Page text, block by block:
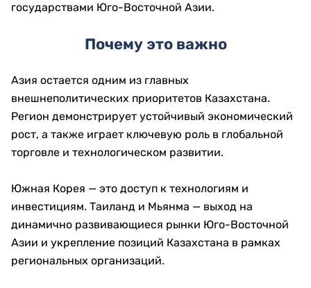
государствами Юго-Восточной Азии.
Почему это важно
Азия остается одним из главных
внешнеполитических приоритетов Казахстана.
Регион демонстрирует устойчивый экономический
рост, а также играет ключевую роль в глобальной
торговле и технологическом развитии.
Южная Корея — это доступ к технологиям и
инвестициям. Таиланд и Мьянма — выход на
динамично развивающиеся рынки Юго-Восточной
Азии и укрепление позиций Казахстана в рамках
региональных организаций.